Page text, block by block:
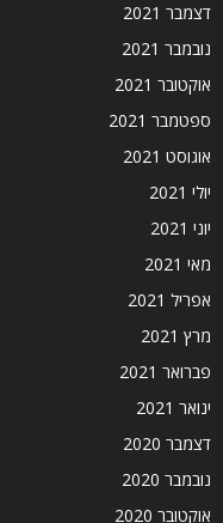
דצמבר 2021
נובמבר 2021
אוקטובר 2021
ספטמבר 2021
אוגוסט 2021
יולי 2021
יוני 2021
מאי 2021
אפריל 2021
מרץ 2021
פברואר 2021
ינואר 2021
דצמבר 2020
נובמבר 2020
אוקטובר 2020